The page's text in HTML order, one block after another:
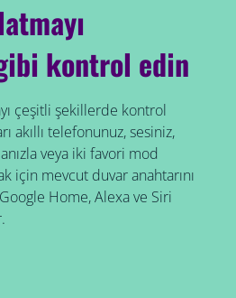
kontrol edin
çeşitli şekillerde kontrol
akıllı telefonunuz, sesiniz,
veya iki favori mod
için mevcut duvar anahtarını
Home, Alexa ve Siri